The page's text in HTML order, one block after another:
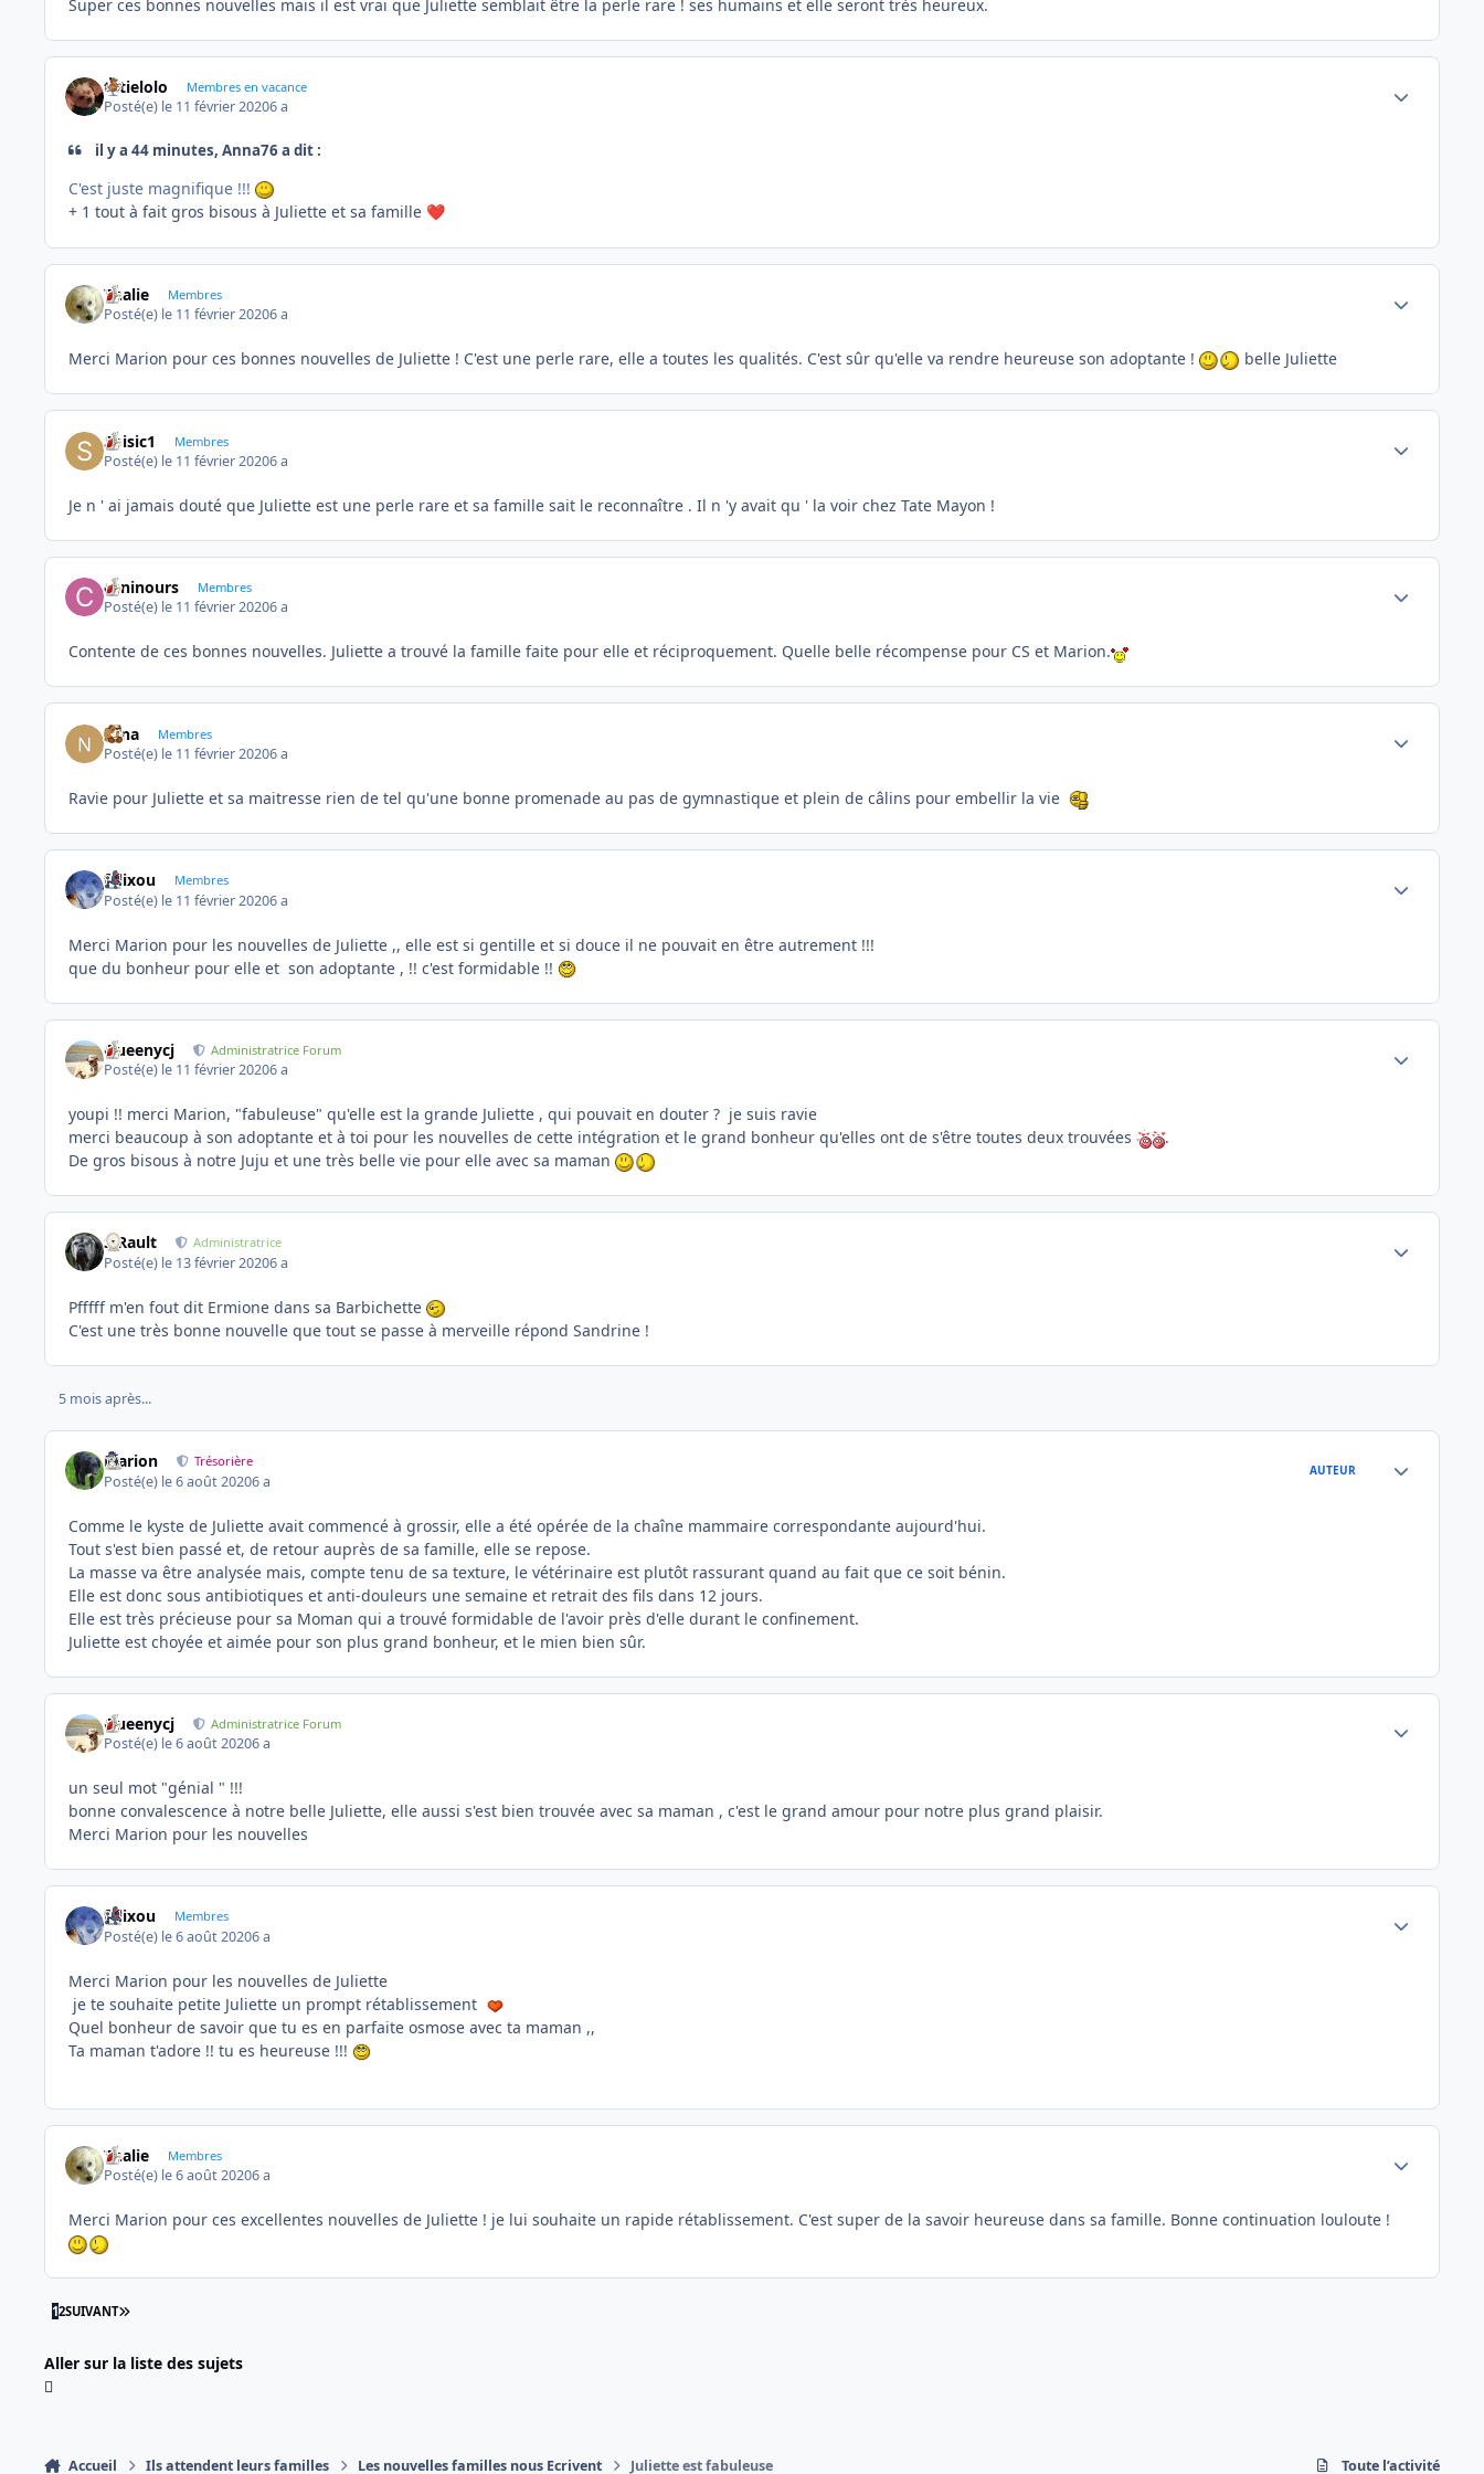
Super ces bonnes nouvelles mais il est vrai que Juliette semblait être la perle rare ! ses humains et elle seront très heureux.
tatielolo Membres en vacance
Posté(e) le 11 février 20206 a
il y a 44 minutes, Anna76 a dit :
C'est juste magnifique !!!
+ 1 tout à fait gros bisous à Juliette et sa famille ❤️
Thalie Membres
Posté(e) le 11 février 20206 a
Merci Marion pour ces bonnes nouvelles de Juliette ! C'est une perle rare, elle a toutes les qualités. C'est sûr qu'elle va rendre heureuse son adoptante ! belle Juliette
Soisic1 Membres
Posté(e) le 11 février 20206 a
Je n ' ai jamais douté que Juliette est une perle rare et sa famille sait le reconnaître . Il n 'y avait qu ' la voir chez Tate Mayon !
caninours Membres
Posté(e) le 11 février 20206 a
Contente de ces bonnes nouvelles. Juliette a trouvé la famille faite pour elle et réciproquement. Quelle belle récompense pour CS et Marion.
Nina Membres
Posté(e) le 11 février 20206 a
Ravie pour Juliette et sa maitresse rien de tel qu'une bonne promenade au pas de gymnastique et plein de câlins pour embellir la vie
felixou Membres
Posté(e) le 11 février 20206 a
Merci Marion pour les nouvelles de Juliette ,, elle est si gentille et si douce il ne pouvait en être autrement !!!
que du bonheur pour elle et son adoptante , !! c'est formidable !!
Queenycj Administratrice Forum
Posté(e) le 11 février 20206 a
youpi !! merci Marion, "fabuleuse" qu'elle est la grande Juliette , qui pouvait en douter ? je suis ravie
merci beaucoup à son adoptante et à toi pour les nouvelles de cette intégration et le grand bonheur qu'elles ont de s'être toutes deux trouvées
.
De gros bisous à notre Juju et une très belle vie pour elle avec sa maman
S.Rault Administratrice
Posté(e) le 13 février 20206 a
Pfffff m'en fout dit Ermione dans sa Barbichette
C'est une très bonne nouvelle que tout se passe à merveille répond Sandrine !
5 mois après...
Marion Trésorière
Posté(e) le 6 août 20206 a
AUTEUR
Comme le kyste de Juliette avait commencé à grossir, elle a été opérée de la chaîne mammaire correspondante aujourd'hui.
Tout s'est bien passé et, de retour auprès de sa famille, elle se repose.
La masse va être analysée mais, compte tenu de sa texture, le vétérinaire est plutôt rassurant quand au fait que ce soit bénin.
Elle est donc sous antibiotiques et anti-douleurs une semaine et retrait des fils dans 12 jours.
Elle est très précieuse pour sa Moman qui a trouvé formidable de l'avoir près d'elle durant le confinement.
Juliette est choyée et aimée pour son plus grand bonheur, et le mien bien sûr.
Queenycj Administratrice Forum
Posté(e) le 6 août 20206 a
un seul mot "génial " !!!
bonne convalescence à notre belle Juliette, elle aussi s'est bien trouvée avec sa maman , c'est le grand amour pour notre plus grand plaisir.
Merci Marion pour les nouvelles
felixou Membres
Posté(e) le 6 août 20206 a
Merci Marion pour les nouvelles de Juliette
je te souhaite petite Juliette un prompt rétablissement
Quel bonheur de savoir que tu es en parfaite osmose avec ta maman ,,
Ta maman t'adore !! tu es heureuse !!!
Thalie Membres
Posté(e) le 6 août 20206 a
Merci Marion pour ces excellentes nouvelles de Juliette ! je lui souhaite un rapide rétablissement. C'est super de la savoir heureuse dans sa famille. Bonne continuation louloute !
12SUIVANT DERNIÈRE PAGE
Aller sur la liste des sujets
Accueil Ils attendent leurs familles Les nouvelles familles nous Ecrivent Juliette est fabuleuse Toute l’activité